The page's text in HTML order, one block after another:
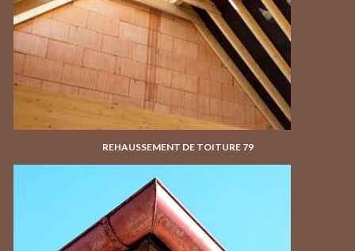
REHAUSSEMENT DE TOITURE 79